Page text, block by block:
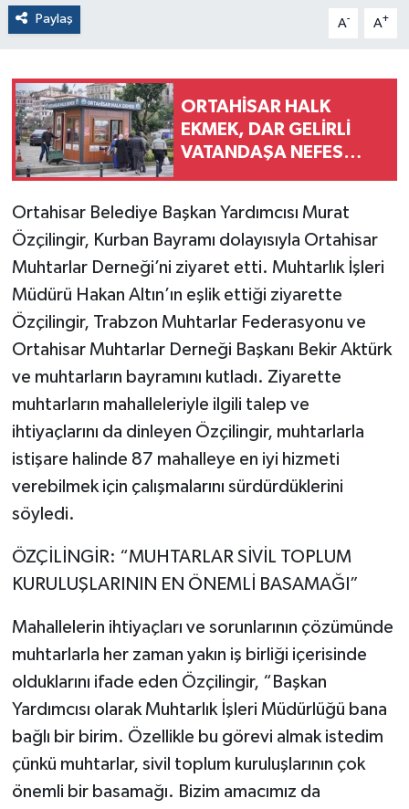
Paylaş A- A+
ORTAHİSAR HALK
EKMEK, DAR GELİRLİ
VATANDAŞA NEFES
Ortahisar Belediye Başkan Yardımcısı Murat
Özçilingir, Kurban Bayramı dolayısıyla Ortahisar
Muhtarlar Derneği’ni ziyaret etti. Muhtarlık İşleri
Müdürü Hakan Altın’ın eşlik ettiği ziyarette
Özçilingir, Trabzon Muhtarlar Federasyonu ve
Ortahisar Muhtarlar Derneği Başkanı Bekir Aktürk
ve muhtarların bayramını kutladı. Ziyarette
muhtarların mahalleleriyle ilgili talep ve
ihtiyaçlarını da dinleyen Özçilingir, muhtarlarla
istişare halinde 87 mahalleye en iyi hizmeti
verebilmek için çalışmalarını sürdürdüklerini
söyledi.
ÖZÇİLİNGİR: “MUHTARLAR SİVİL TOPLUM
KURULUŞLARININ EN ÖNEMLİ BASAMAĞI”
Mahallelerin ihtiyaçları ve sorunlarının çözümünde
muhtarlarla her zaman yakın iş birliği içerisinde
olduklarını ifade eden Özçilingir, “Başkan
Yardımcısı olarak Muhtarlık İşleri Müdürlüğü bana
bağlı bir birim. Özellikle bu görevi almak istedim
çünkü muhtarlar, sivil toplum kuruluşlarının çok
önemli bir basamağı. Bizim amacımız da